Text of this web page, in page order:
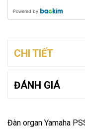
Powered by
CHI TIẾT
ĐÁNH GIÁ
Đàn organ Yamaha